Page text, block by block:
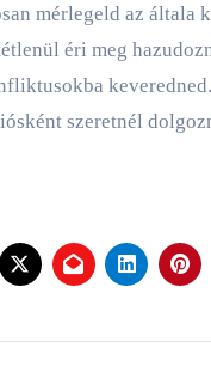
mérlegeld az általa
éri meg
szeretnél